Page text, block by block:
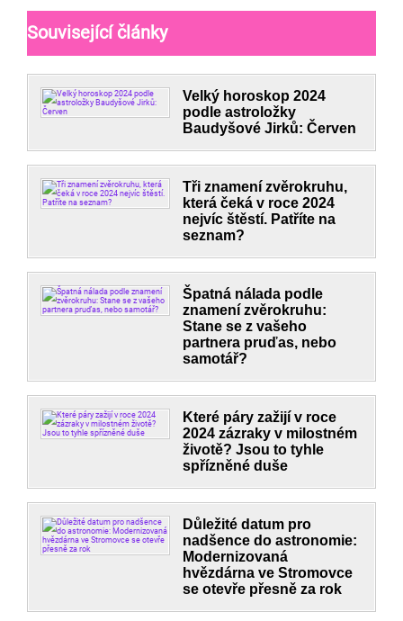
Související články
Velký horoskop 2024
podle astroložky
Baudyšové Jirků: Červen
Tři znamení zvěrokruhu,
která čeká v roce 2024
nejvíc štěstí. Patříte na
seznam?
Špatná nálada podle
znamení zvěrokruhu:
Stane se z vašeho
partnera pruďas, nebo
samotář?
Které páry zažijí v roce
2024 zázraky v milostném
životě? Jsou to tyhle
spřízněné duše
Důležité datum pro
nadšence do astronomie:
Modernizovaná
hvězdárna ve Stromovce
se otevře přesně za rok